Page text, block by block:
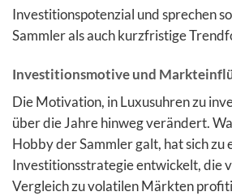
Investitionspotenzial und sprechen
Sammler als auch kurzfristige
Investitionsmotive und
Die Motivation, in Luxusuhren zu
über die Jahre hinweg verändert.
Hobby der Sammler galt, hat sich zu
Investitionsstrategie entwickelt, die
Vergleich zu volatilen Märkten